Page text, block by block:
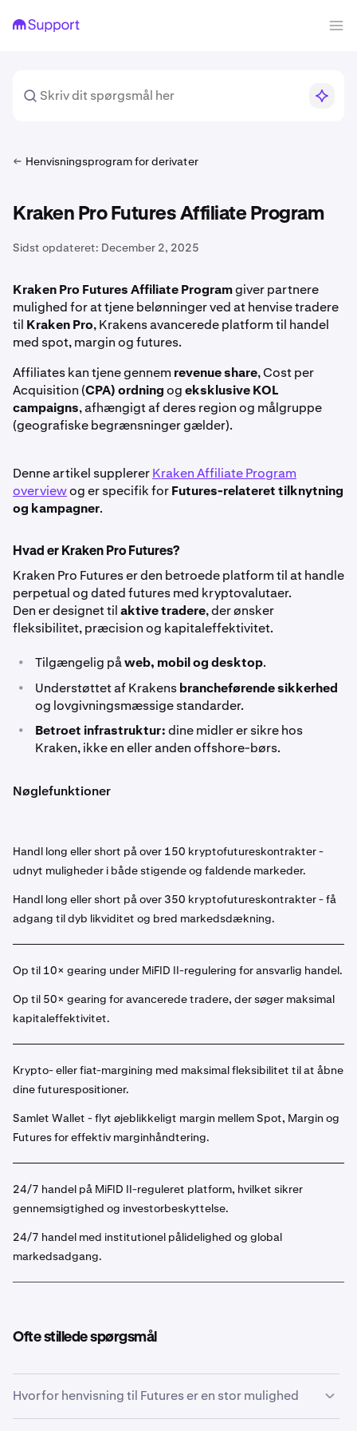
Henvisningsprogram for derivater
Kraken Pro Futures Affiliate Program
Sidst opdateret: December 2, 2025
Kraken Pro Futures Affiliate Programgiver partnere
mulighed for at tjene belønninger ved at henvise tradere
til Kraken Pro, Krakens avancerede platform til handel
med spot, margin og futures.
Affiliates kan tjene gennem revenue share, Cost per
Acquisition (CPA) ordningogeksklusive KOL
campaigns, afhængigt af deres region og målgruppe
(geografiske begrænsninger gælder).
Denne artikel supplererKraken Affiliate Program
overviewog er specifik forFutures-relateret tilknytning
og kampagner.
Hvad er Kraken Pro Futures?
Kraken Pro Futures er den betroede platform til at handle
perpetual og dated futures med kryptovalutaer.
Den er designet tilaktive tradere, der ønsker
fleksibilitet, præcision og kapitaleffektivitet.
• Tilgængelig påweb, mobil og desktop.
• Understøttet af Krakensbrancheførende sikkerhed
og lovgivningsmæssige standarder.
• Betroet infrastruktur:dine midler er sikre hos
Kraken, ikke en eller anden offshore-børs.
Nøglefunktioner
Handl long eller short på over 150 kryptofutureskontrakter -
udnyt muligheder i både stigende og faldende markeder.
Handl long eller short på over 350 kryptofutureskontrakter - få
adgang til dyb likviditet og bred markedsdækning.
Op til 10× gearing under MiFID II-regulering for ansvarlig handel.
Op til 50× gearing for avancerede tradere, der søger maksimal
kapitaleffektivitet.
Krypto- eller fiat-margining med maksimal fleksibilitet til at åbne
dine futurespositioner.
Samlet Wallet - flyt øjeblikkeligt margin mellem Spot, Margin og
Futures for effektiv marginhåndtering.
24/7 handel på MiFID II-reguleret platform, hvilket sikrer
gennemsigtighed og investorbeskyttelse.
24/7 handel med institutionel pålidelighed og global
markedsadgang.
Ofte stillede spørgsmål
Hvorfor henvisning til Futures er en stor mulighed